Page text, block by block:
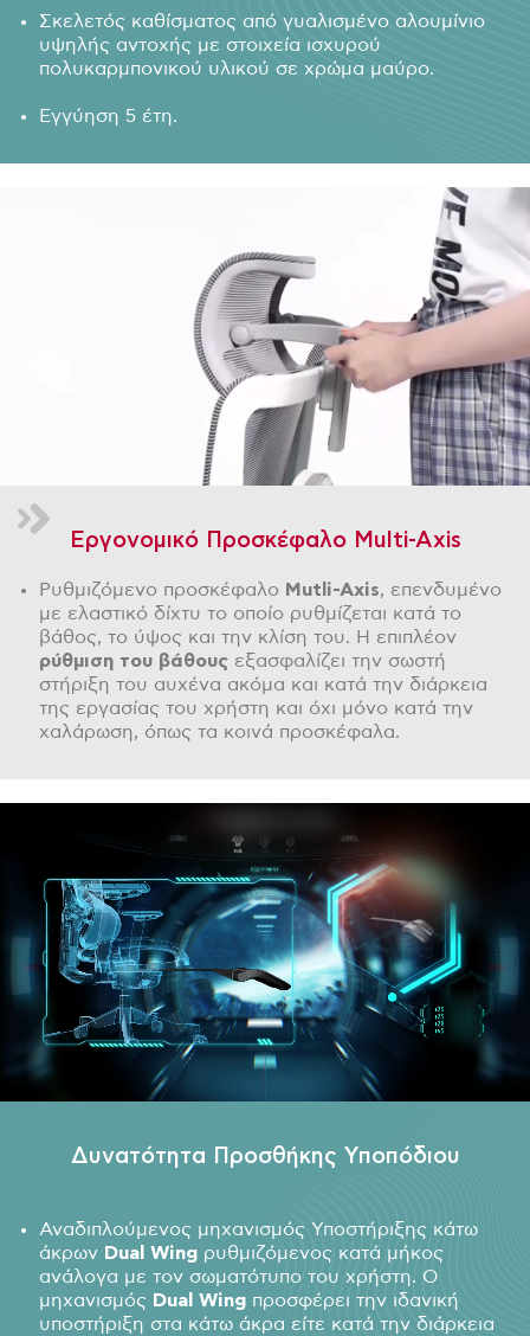
Σκελετός καθίσματος από γυαλισμένο αλουμίνιο
υψηλής αντοχής με στοιχεία ισχυρού
πολυκαρμπονικού υλικού σε χρώμα μαύρο.
Εγγύηση 5 έτη.
Εργονομικό Προσκέφαλο Multi-Axis
Ρυθμιζόμενο προσκέφαλο Mutli-Axis, επενδυμένο
με ελαστικό δίχτυ το οποίο ρυθμίζεται κατά το
βάθος, το ύψος και την κλίση του. Η επιπλέον
ρύθμιση του βάθους εξασφαλίζει την σωστή
στήριξη του αυχένα ακόμα και κατά την διάρκεια
της εργασίας του χρήστη και όχι μόνο κατά την
χαλάρωση, όπως τα κοινά προσκέφαλα.
Δυνατότητα Προσθήκης Υποπόδιου
Αναδιπλούμενος μηχανισμός Υποστήριξης κάτω
άκρων Dual Wing ρυθμιζόμενος κατά μήκος
ανάλογα με τον σωματότυπο του χρήστη. Ο
μηχανισμός Dual Wing προσφέρει την ιδανική
υποστήριξη στα κάτω άκρα είτε κατά την διάρκεια